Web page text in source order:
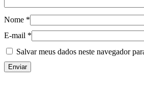
Nome *
E-mail *
Salvar meus dados neste navegador